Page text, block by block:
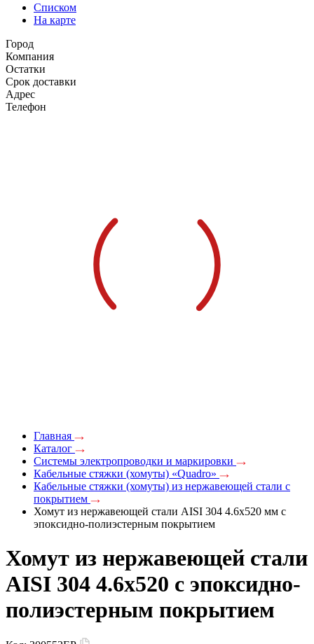
Списком
На карте
Город
Компания
Остатки
Срок доставки
Адрес
Телефон
Главная
Каталог
Системы электропроводки и маркировки
Кабельные стяжки (хомуты) «Quadro»
Кабельные стяжки (хомуты) из нержавеющей стали с
покрытием
Хомут из нержавеющей стали AISI 304 4.6x520 мм с
эпоксидно-полиэстерным покрытием
Хомут из нержавеющей стали
AISI 304 4.6x520 с эпоксидно-
полиэстерным покрытием